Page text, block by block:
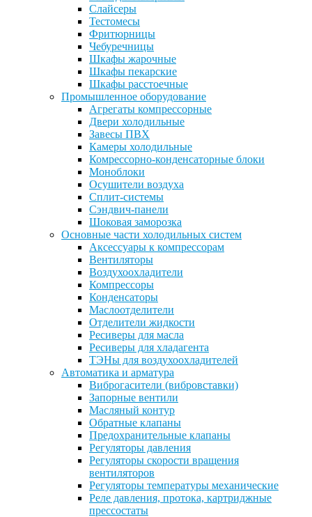
Слайсеры
Тестомесы
Фритюрницы
Чебуречницы
Шкафы жарочные
Шкафы пекарские
Шкафы расстоечные
Промышленное оборудование
Агрегаты компрессорные
Двери холодильные
Завесы ПВХ
Камеры холодильные
Комрессорно-конденсаторные блоки
Моноблоки
Осушители воздуха
Сплит-системы
Сэндвич-панели
Шоковая заморозка
Основные части холодильных систем
Аксессуары к компрессорам
Вентиляторы
Воздухоохладители
Компрессоры
Конденсаторы
Маслоотделители
Отделители жидкости
Ресиверы для масла
Ресиверы для хладагента
ТЭНы для воздухоохладителей
Автоматика и арматура
Виброгасители (вибровставки)
Запорные вентили
Масляный контур
Обратные клапаны
Предохранительные клапаны
Регуляторы давления
Регуляторы скорости вращения
вентиляторов
Регуляторы температуры механические
Реле давления, протока, картриджные
прессостаты